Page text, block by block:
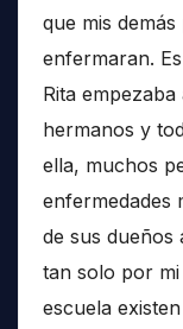
que mis
enfermaran.
Rita
hermanos y
ella, muchos
enfermedades
de sus dueños
tan solo por
escuela